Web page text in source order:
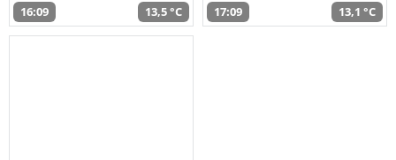
16:09 13,5 °C 17:09 13,1 °C